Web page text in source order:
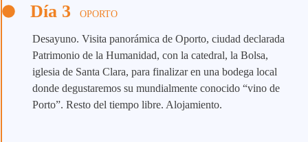
Día 3 OPORTO
Desayuno. Visita panorámica de Oporto, ciudad declarada
Patrimonio de la Humanidad, con la catedral, la Bolsa,
iglesia de Santa Clara, para finalizar en una bodega local
donde degustaremos su mundialmente conocido “vino de
Porto”. Resto del tiempo libre. Alojamiento.